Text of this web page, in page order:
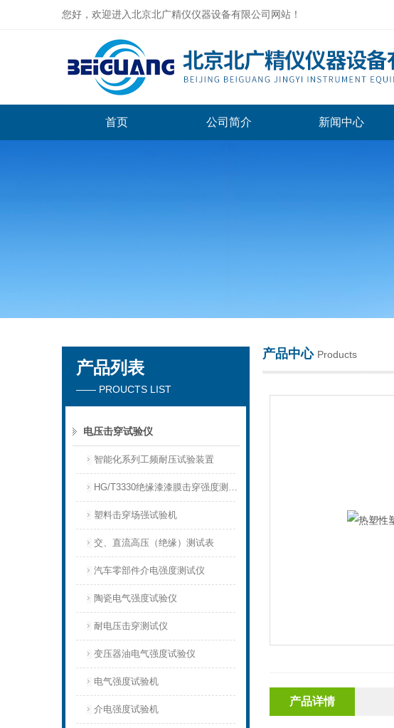
您好，欢迎进入北京北广精仪仪器设备有限公司网站！
北京北广精仪仪器设备有限公司
首页 公司简介 新闻中心
产品列表
—— PROUCTS LIST
电压击穿试验仪
智能化系列工频耐压试验装置
HG/T3330绝缘漆漆膜击穿强度测定仪
塑料击穿场强试验机
交、直流高压（绝缘）测试表
汽车零部件介电强度测试仪
陶瓷电气强度试验仪
耐电压击穿测试仪
变压器油电气强度试验仪
电气强度试验机
介电强度试验机
产品中心 Products
产品详情